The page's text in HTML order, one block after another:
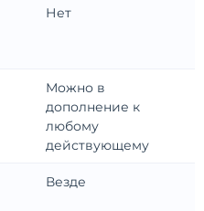
Нет
Можно в
дополнение к
любому
действующему
Везде